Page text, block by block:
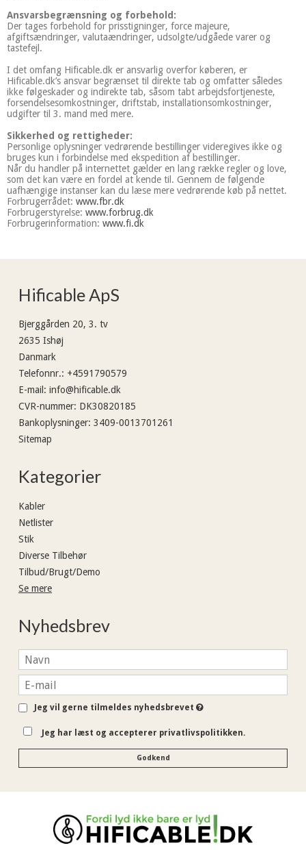
Ansvarsbegrænsning og forbehold:
Der tages forbehold for prisstigninger, force majeure,
afgiftsændringer, valutaændringer, udsolgte/udgåede varer og
tastefejl.
I det omfang Hificable.dk er ansvarlig overfor køberen, er
Hificable.dk’s ansvar begrænset til direkte tab og omfatter således
ikke følgeskader og indirekte tab, såsom tabt arbejdsfortjeneste,
forsendelsesomkostninger, driftstab, installationsomkostninger,
udgifter til 3. mand med mere.
Sikkerhed og rettigheder:
Personlige oplysninger vedrørende bestillinger videregives ikke og
bruges kun i forbindelse med ekspedition af bestillinger.
Når du handler på internettet gælder en lang række regler og love,
som det kan være en fordel at kende til. Gennem de følgende
uafhængige instanser kan du læse mere vedrørende køb på nettet.
Forbrugerrådet: www.fbr.dk
Forbrugerstyrelse: www.forbrug.dk
Forbrugerinformation: www.fi.dk
Hificable ApS
Bjerggården 20, 3. tv
2635 Ishøj
Danmark
Telefonnr.: +4591790579
E-mail : info@hificable.dk
CVR-nummer: DK30820185
Bankoplysninger: 3409-0013701261
Sitemap
Kategorier
Kabler
Netlister
Stik
Diverse Tilbehør
Tilbud/Brugt/Demo
Se mere
Nyhedsbrev
Jeg vil gerne tilmeldes nyhedsbrevet
Jeg har læst og accepterer privatlivspolitikken.
Godkend